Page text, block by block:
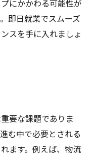
にかかわる可能性が
即日就業でスムーズ
スを手に入れましょ
要な課題でありま
む中で必要とされる
ます。例えば、物流